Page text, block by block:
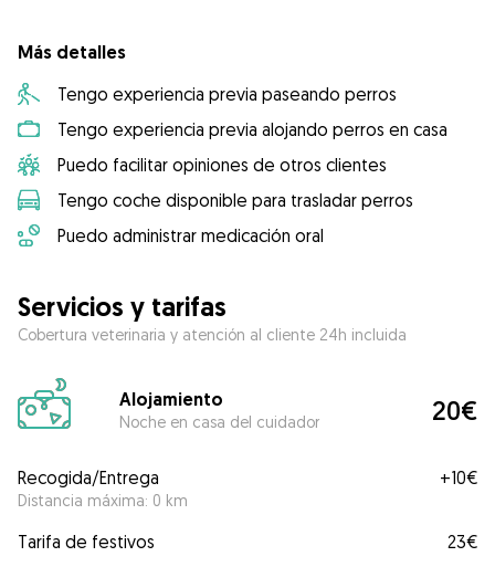
Más detalles
Tengo experiencia previa paseando perros
Tengo experiencia previa alojando perros en casa
Puedo facilitar opiniones de otros clientes
Tengo coche disponible para trasladar perros
Puedo administrar medicación oral
Servicios y tarifas
Cobertura veterinaria y atención al cliente 24h incluida
Alojamiento
Noche en casa del cuidador 20€
Recogida/Entrega
Distancia máxima: 0 km
+10€
Tarifa de festivos
23€